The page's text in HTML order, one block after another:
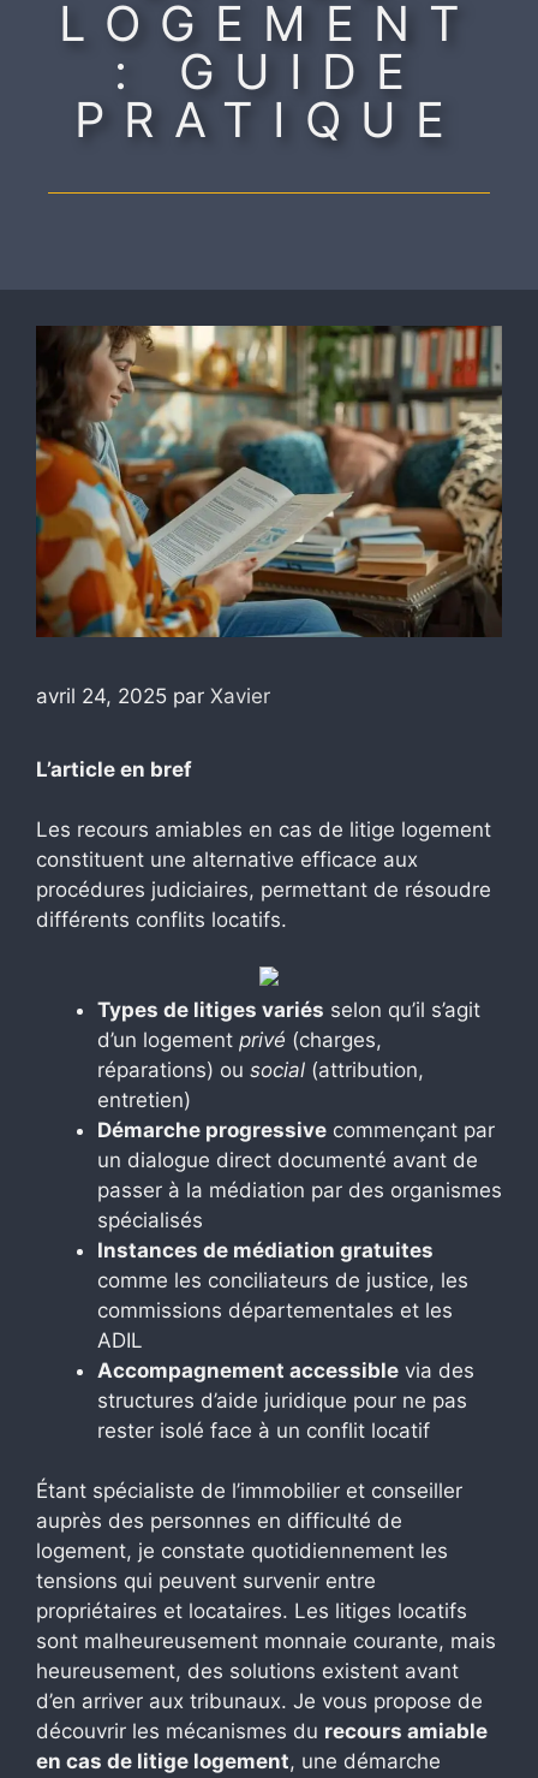
LOGEMENT
: GUIDE
PRATIQUE
avril 24, 2025 par Xavier
L’article en bref
Les recours amiables en cas de litige logement
constituent une alternative efficace aux
procédures judiciaires, permettant de résoudre
différents conflits locatifs.
Types de litiges variés selon qu’il s’agit
d’un logement privé (charges,
réparations) ou social (attribution,
entretien)
Démarche progressive commençant par
un dialogue direct documenté avant de
passer à la médiation par des organismes
spécialisés
Instances de médiation gratuites
comme les conciliateurs de justice, les
commissions départementales et les
ADIL
Accompagnement accessible via des
structures d’aide juridique pour ne pas
rester isolé face à un conflit locatif
Étant spécialiste de l’immobilier et conseiller
auprès des personnes en difficulté de
logement, je constate quotidiennement les
tensions qui peuvent survenir entre
propriétaires et locataires. Les litiges locatifs
sont malheureusement monnaie courante, mais
heureusement, des solutions existent avant
d’en arriver aux tribunaux. Je vous propose de
découvrir les mécanismes du recours amiable
en cas de litige logement, une démarche